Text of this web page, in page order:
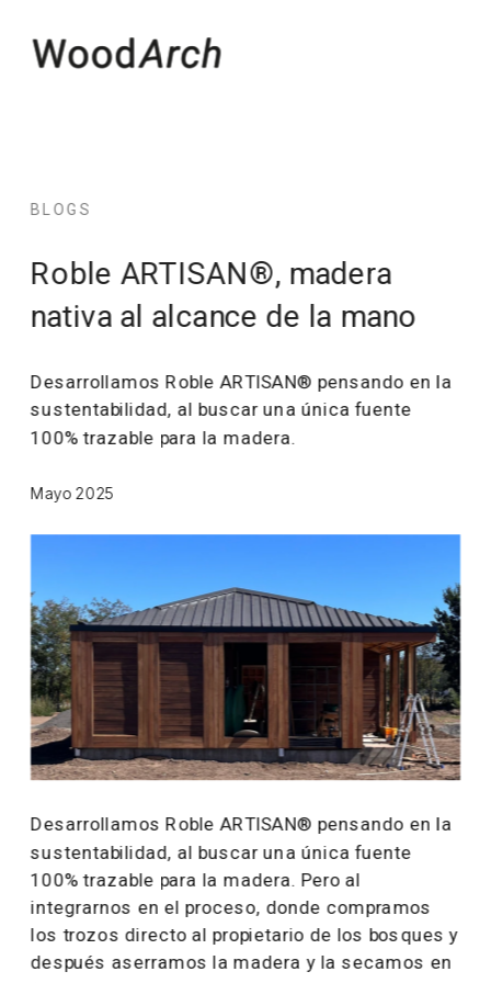
BLOGS
Roble ARTISAN®, madera
nativa al alcance de la mano
Desarrollamos Roble ARTISAN® pensando en la
sustentabilidad, al buscar una única fuente
100% trazable para la madera.
Mayo 2025
Desarrollamos Roble ARTISAN® pensando en la
sustentabilidad, al buscar una única fuente
100% trazable para la madera. Pero al
integrarnos en el proceso, donde compramos
los trozos directo al propietario de los bosques y
después aserramos la madera y la secamos en